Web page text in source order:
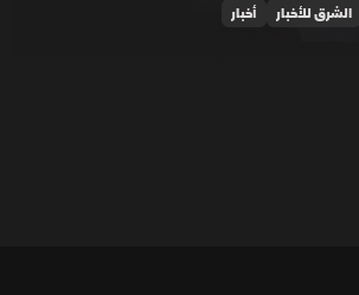
الشرق للأخبار أخبار